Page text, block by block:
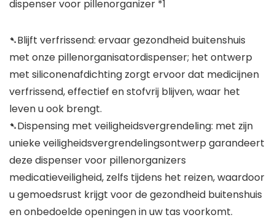
dispenser voor pillenorganizer *1
➷Blijft verfrissend: ervaar gezondheid buitenshuis
met onze pillenorganisatordispenser; het ontwerp
met siliconenafdichting zorgt ervoor dat medicijnen
verfrissend, effectief en stofvrij blijven, waar het
leven u ook brengt.
➷Dispensing met veiligheidsvergrendeling: met zijn
unieke veiligheidsvergrendelingsontwerp garandeert
deze dispenser voor pillenorganizers
medicatieveiligheid, zelfs tijdens het reizen, waardoor
u gemoedsrust krijgt voor de gezondheid buitenshuis
en onbedoelde openingen in uw tas voorkomt.